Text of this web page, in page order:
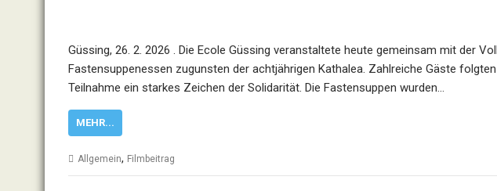
Güssing, 26. 2. 2026 . Die Ecole Güssing veranstaltete heute gemeinsam mit der
Fastensuppenessen zugunsten der achtjährigen Kathalea. Zahlreiche Gäste
Teilnahme ein starkes Zeichen der Solidarität. Die Fastensuppen wurden…
MEHR...
Allgemein, Filmbeitrag